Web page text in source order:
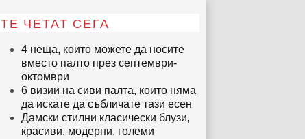
ТЕ ЧЕТАТ СЕГА
4 неща, които можете да носите
вместо палто през септември-
октомври
6 визии на сиви палта, които няма
да искате да събличате тази есен
Дамски стилни класически блузи,
красиви, модерни, големи